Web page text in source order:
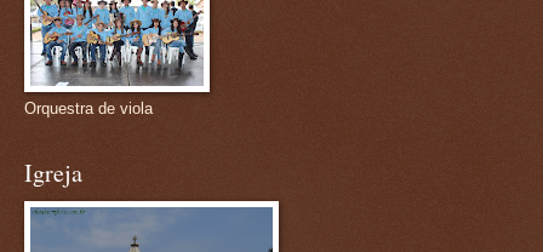
Orquestra de viola
Igreja